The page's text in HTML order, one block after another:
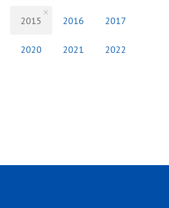
2015 2016 2017
2020 2021 2022